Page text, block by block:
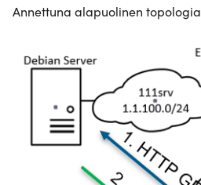
Annettuna alapuolinen topologia